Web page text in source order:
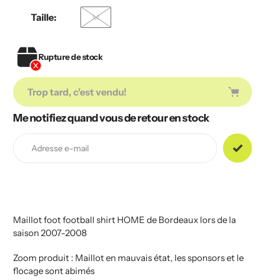
Taille: M
Rupture de stock
Trop tard, c'est vendu!
Ajout
produit
Me notifiez quand vous de retour en stock
Maillot foot football shirt HOME de Bordeaux lors de la
saison 2007-2008
Zoom produit : Maillot en mauvais état, les sponsors et le
flocage sont abimés